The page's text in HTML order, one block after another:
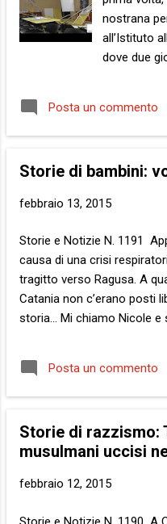
Figuriamoci quali siano i suoi
nostrana
all’Istituto
dove due
devono
paese. Un
anche
insomma.
paese a
uno
c’era una
Maestra e
e lavagna,
togliamo
Posta un commento
Storie di bambini:
febbraio 13, 2015
Storie e Notizie N. 1191
causa di una crisi
tragitto verso Ragusa. A
Catania non c’erano posti
storia… Mi chiamo Nicole e
idea di quel che avrei
la parola vita. Nascere.
necessariamente in
tempo e dello spazio
primo? Sono nata e questo
trovato là fuori. A
Posta un commento
Storie di razzismo:
musulmani uccisi
febbraio 12, 2015